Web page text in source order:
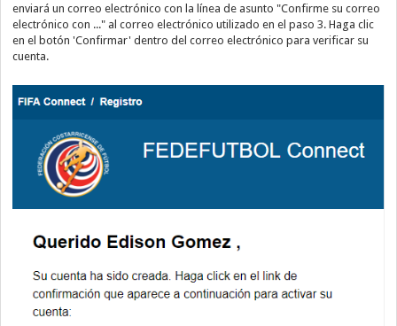
enviará un correo electrónico con la línea de asunto "Confirme su correo
electrónico con ..." al correo electrónico utilizado en el paso 3. Haga clic
en el botón 'Confirmar' dentro del correo electrónico para verificar su
cuenta.